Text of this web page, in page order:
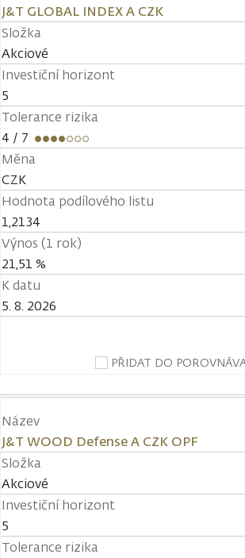
J&T GLOBAL INDEX A CZK
Složka
Akciové
Investiční horizont
5
Tolerance rizika
4 / 7
Měna
CZK
Hodnota podílového listu
1,2134
Výnos (1 rok)
21,51 %
K datu
5. 8. 2026
PŘIDAT DO
Název
J&T WOOD Defense A CZK OPF
Složka
Akciové
Investiční horizont
5
Tolerance rizika